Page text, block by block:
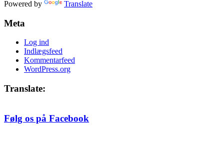
Powered by Translate
Meta
Log ind
Indlægsfeed
Kommentarfeed
WordPress.org
Translate:
Følg os på Facebook